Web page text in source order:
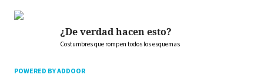
¿De verdad hacen esto?
Costumbres que rompen todos los esquemas
POWERED BY ADDOOR